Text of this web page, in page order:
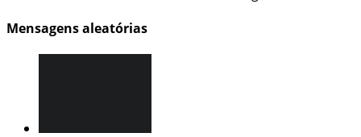
Mensagens aleatórias